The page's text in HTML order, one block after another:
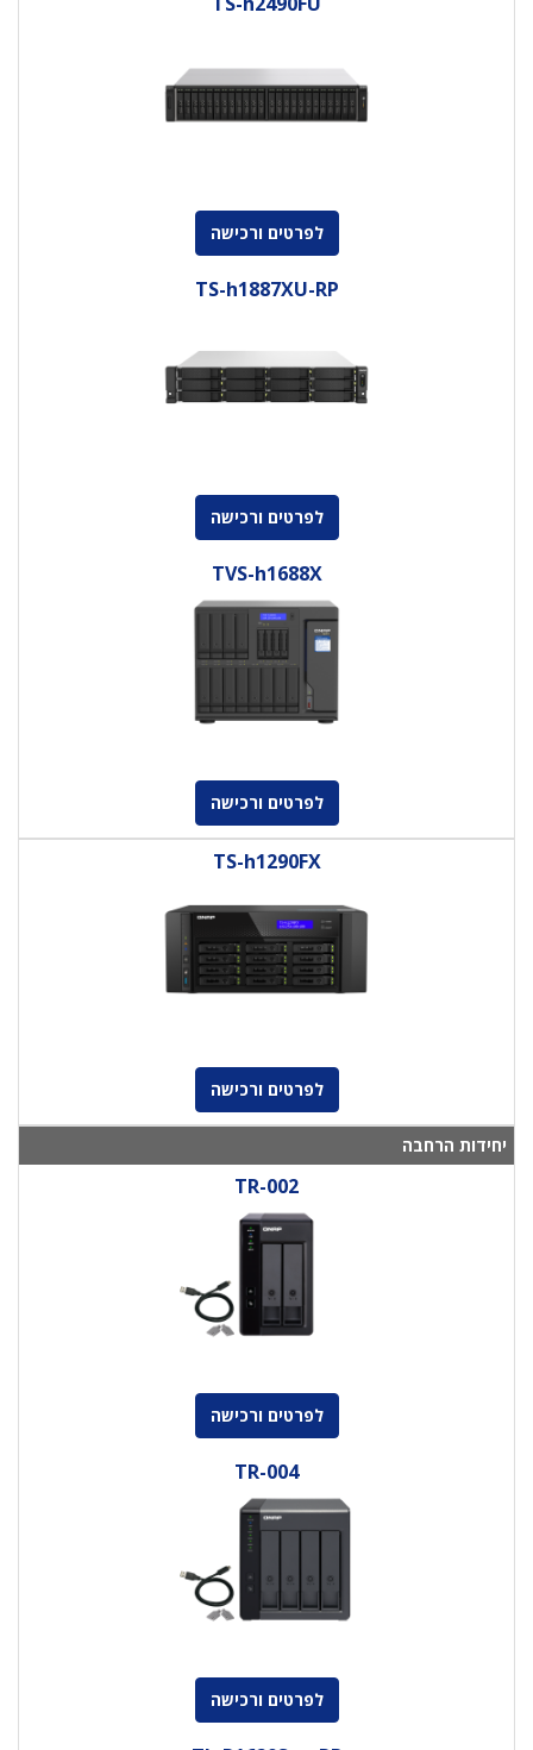
לפרטים ורכישה
TS-h1887XU-RP
לפרטים ורכישה
TVS-h1688X
לפרטים ורכישה
TS-h1290FX
לפרטים ורכישה
יחידות הרחבה
TR-002
לפרטים ורכישה
TR-004
לפרטים ורכישה